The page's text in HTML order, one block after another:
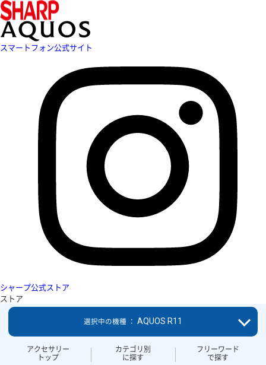
スマートフォン公式サイト
シャープ公式ストア
ストア
アクセサリー
トップ
カテゴリ別
に探す
フリーワード
で探す
選択中の機種 ： AQUOS R11